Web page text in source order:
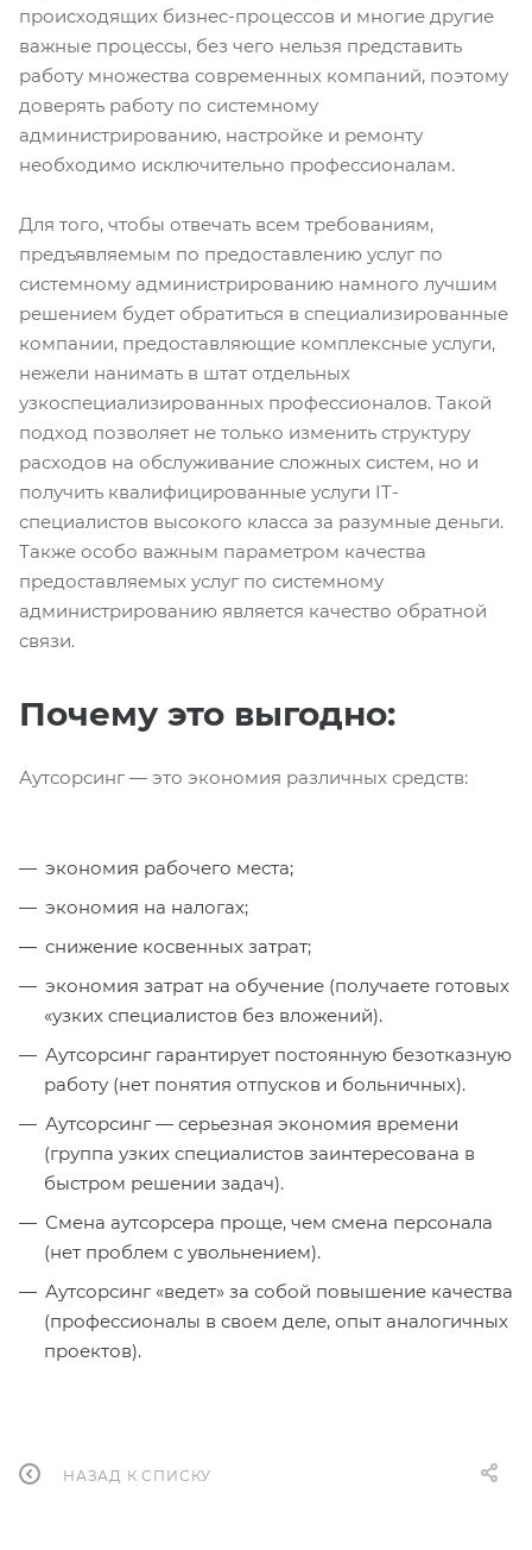
происходящих бизнес-процессов и многие другие
важные процессы, без чего нельзя представить
работу множества современных компаний, поэтому
доверять работу по системному
администрированию, настройке и ремонту
необходимо исключительно профессионалам.
Для того, чтобы отвечать всем требованиям,
предъявляемым по предоставлению услуг по
системному администрированию намного лучшим
решением будет обратиться в специализированные
компании, предоставляющие комплексные услуги,
нежели нанимать в штат отдельных
узкоспециализированных профессионалов. Такой
подход позволяет не только изменить структуру
расходов на обслуживание сложных систем, но и
получить квалифицированные услуги IT-
специалистов высокого класса за разумные деньги.
Также особо важным параметром качества
предоставляемых услуг по системному
администрированию является качество обратной
связи.
Почему это выгодно:
Аутсорсинг — это экономия различных средств:
экономия рабочего места;
экономия на налогах;
снижение косвенных затрат;
экономия затрат на обучение (получаете готовых
«узких специалистов без вложений).
Аутсорсинг гарантирует постоянную безотказную
работу (нет понятия отпусков и больничных).
Аутсорсинг — серьезная экономия времени
(группа узких специалистов заинтересована в
быстром решении задач).
Смена аутсорсера проще, чем смена персонала
(нет проблем с увольнением).
Аутсорсинг «ведет» за собой повышение качества
(профессионалы в своем деле, опыт аналогичных
проектов).
НАЗАД К СПИСКУ